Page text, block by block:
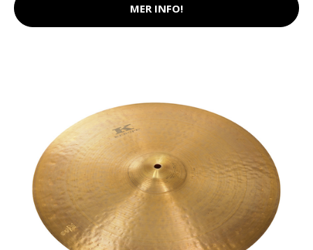
MER INFO!